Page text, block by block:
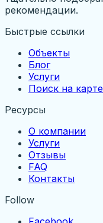
рекомендации.
Быстрые ссылки
Объекты
Блог
Услуги
Поиск на карте
Ресурсы
О компании
Услуги
Отзывы
FAQ
Контакты
Follow